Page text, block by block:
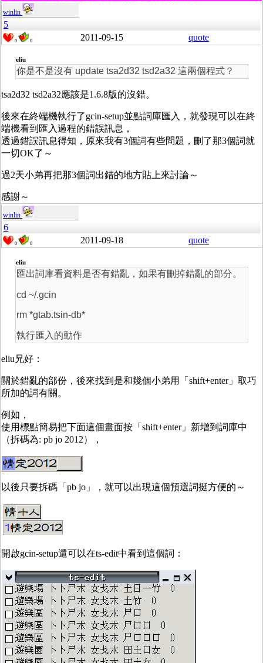
winlin
5
0 0 2011-09-15 quote
eliu
你是不是沒有 update tsa2d32 tsd2a32 這兩個程式？
tsa2d32 tsd2a32應該是1.6.8版的沒錯。
後來在終端機執行了gcin-setup並點詞庫匯入，就發現可以在終
端機看到匯入過程的錯誤訊息，
透過錯誤訊息得知，原來我有3個詞有些問題，刪了那3個詞就
一切OK了～
過2天小弟再把那3個詞出錯的地方貼上來討論～
感謝～
winlin
6
0 0 2011-09-18 quote
eliu
匯出詞庫看資料是否有錯亂，如果有刪掉錯亂的部分。
cd ~/.gcin
rm *gtab.tsin-db*
執行匯入的動作
eliu兄好：
關於錯亂的部份，後來找到是和幾個小弟用「shift+enter」取巧
所加的詞有關。
例如，
使用標點簡易把下面這個畫面按「shift+enter」新增到詞庫中
（拆碼為: pb jo 2012），
以後只要拆碼「pb jo」，就可以出現這個預選詞挺方便的～
開啟gcin-setup還可以在ts-edit中看到這個詞：